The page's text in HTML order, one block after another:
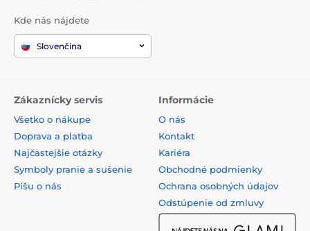
Kde nás nájdete
Slovenčina
Zákaznícky servis
Všetko o nákupe
Doprava a platba
Najčastejšie otázky
Symboly pranie a sušenie
Píšu o nás
Informácie
O nás
Kontakt
Kariéra
Obchodné podmienky
Ochrana osobných údajov
Odstúpenie od zmluvy